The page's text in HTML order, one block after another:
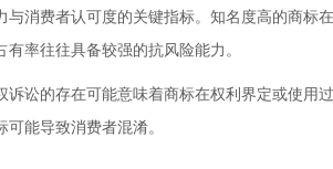
消费者认可度的关键指标。知名度高的商标
率往往具备较强的抗风险能力。
讼的存在可能意味着商标在权利界定或使用
能导致消费者混淆。